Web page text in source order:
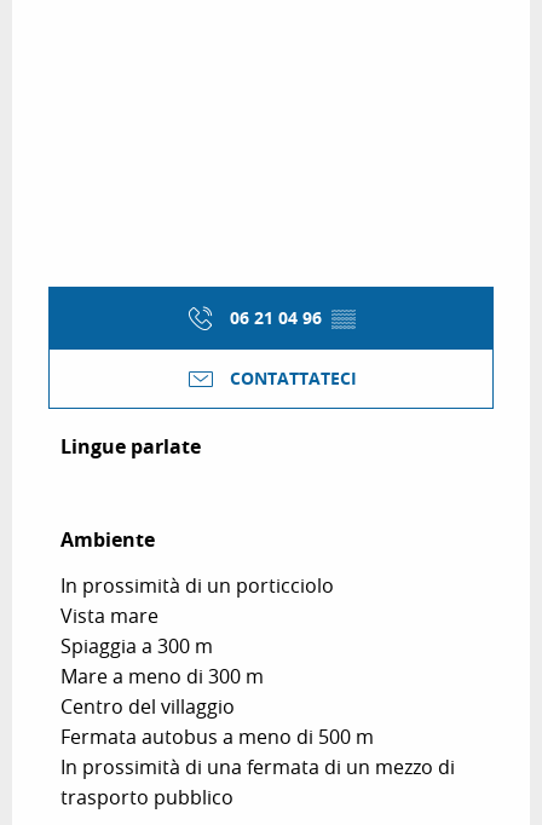
06 21 04 96 ▒▒
CONTATTATECI
Lingue parlate
Lingue parlate
Ambiente
Ambiente
In prossimità di un porticciolo
Vista mare
Spiaggia a 300 m
Mare a meno di 300 m
Centro del villaggio
Fermata autobus a meno di 500 m
In prossimità di una fermata di un mezzo di
trasporto pubblico